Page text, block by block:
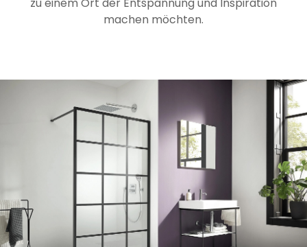
machen möchten.